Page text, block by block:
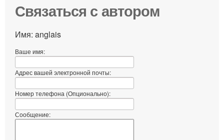
Связаться с автором
Имя: anglais
Ваше имя:
Адрес вашей электронной почты:
Номер телефона (Опционально):
Сообщение: